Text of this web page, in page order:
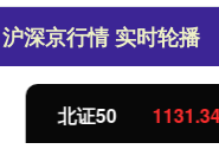
沪深京行情 实时轮播
北证50 1131.34